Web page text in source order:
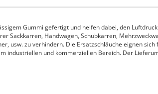
Gummi gefertigt und helfen dabei, den
Sackkarren, Handwagen, Schubkarren,
usw. zu verhindern. Die Ersatzschläuche eignen sich
industriellen und kommerziellen Bereich. Der